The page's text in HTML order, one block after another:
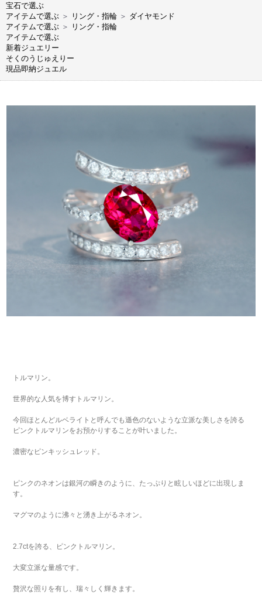
宝石で選ぶ
アイテムで選ぶ ＞ リング・指輪 ＞ ダイヤモンド
アイテムで選ぶ ＞
リング・指輪
アイテムで選ぶ
新着ジュエリー
そくのうじゅえりー
現品即納ジュエル
トルマリン。
世界的な人気を博すトルマリン。
今回ほとんどルベライトと呼んでも遜色のないような立派な美しさを誇る
ピンクトルマリンをお預かりすることが叶いました。
濃密なピンキッシュレッド。
ピンクのネオンは銀河の瞬きのように、たっぷりと眩しいほどに出現しま
す。
マグマのように沸々と湧き上がるネオン。
2.7ctを誇る、ピンクトルマリン。
大変立派な量感です。
贅沢な照りを有し、瑞々しく輝きます。